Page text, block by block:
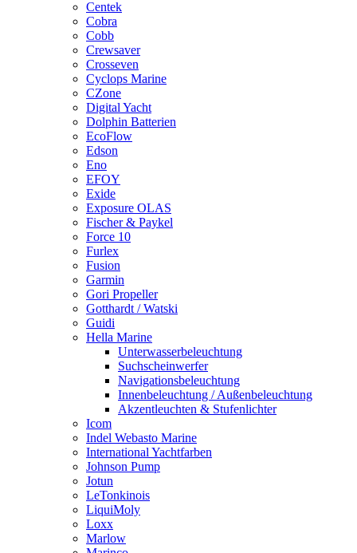
Centek
Cobra
Cobb
Crewsaver
Crosseven
Cyclops Marine
CZone
Digital Yacht
Dolphin Batterien
EcoFlow
Edson
Eno
EFOY
Exide
Exposure OLAS
Fischer & Paykel
Force 10
Furlex
Fusion
Garmin
Gori Propeller
Gotthardt / Watski
Guidi
Hella Marine
Unterwasserbeleuchtung
Suchscheinwerfer
Navigationsbeleuchtung
Innenbeleuchtung / Außenbeleuchtung
Akzentleuchten & Stufenlichter
Icom
Indel Webasto Marine
International Yachtfarben
Johnson Pump
Jotun
LeTonkinois
LiquiMoly
Loxx
Marlow